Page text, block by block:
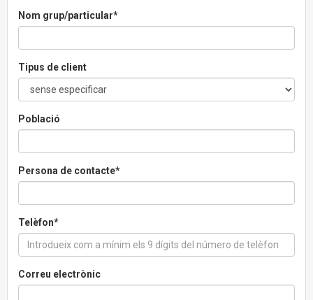
Nom grup/particular*
Tipus de client
Població
Persona de contacte*
Telèfon*
Correu electrònic